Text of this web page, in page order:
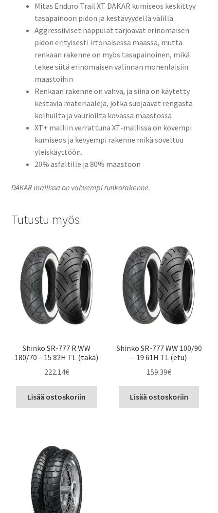
Mitas Enduro Trail XT DAKAR kumiseos keskittyy
tasapainoon pidon ja kestävyydellä välillä
Aggressiiviset nappulat tarjoavat erinomaisen
pidon erityisesti irtonaisessa maassa, mutta
renkaan rakenne on myös tasapainoinen, mikä
tekee siitä erinomaisen valinnan monenlaisiin
maastoihin
Renkaan rakenne on vahva, ja siinä on käytetty
kestäviä materiaaleja, jotka suojaavat rengasta
kolhuilta ja vaurioilta kovassa maastossa
XT+ malliin verrattuna XT-mallissa on kovempi
kumiseos ja kevyempi rakenne mikä soveltuu
yleiskäyttöön.
20% asfaltille ja 80% maastoon
DAKAR mallissa on vahvempi runkorakenne.
Tutustu myös
Shinko SR-777 R WW
180/70 – 15 82H TL (taka)
222.14€
Lisää ostoskoriin
Shinko SR-777 WW 100/90
– 19 61H TL (etu)
159.39€
Lisää ostoskoriin